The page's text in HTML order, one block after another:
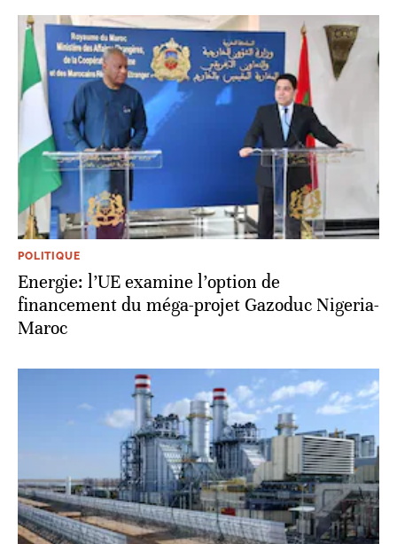
POLITIQUE
Energie: l’UE examine l’option de
financement du méga-projet Gazoduc Nigeria-
Maroc